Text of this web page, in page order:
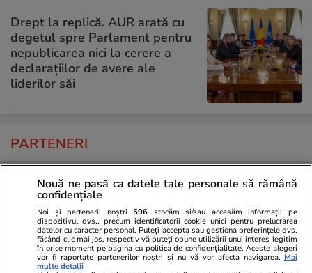
Drept la replică. AUR arată cu
degetul spre Parlament pentru
nepublicarea nici la cerere a
declarațiilor de avere ale
liderilor săi
PARTENERI
Nouă ne pasă ca datele tale personale să rămână
confidențiale
Noi și partenerii noștri 596 stocăm și/sau accesăm informații pe
dispozitivul dvs., precum identificatorii cookie unici pentru prelucrarea
datelor cu caracter personal. Puteți accepta sau gestiona preferințele dvs.
făcând clic mai jos, respectiv vă puteți opune utilizării unui interes legitim
în orice moment pe pagina cu politica de confidențialitate. Aceste alegeri
vor fi raportate partenerilor noștri și nu vă vor afecta navigarea. Mai
multe detalii